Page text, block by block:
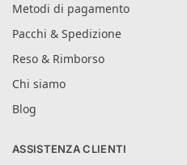
Metodi di pagamento
Pacchi & Spedizione
Reso & Rimborso
Chi siamo
Blog
ASSISTENZA CLIENTI